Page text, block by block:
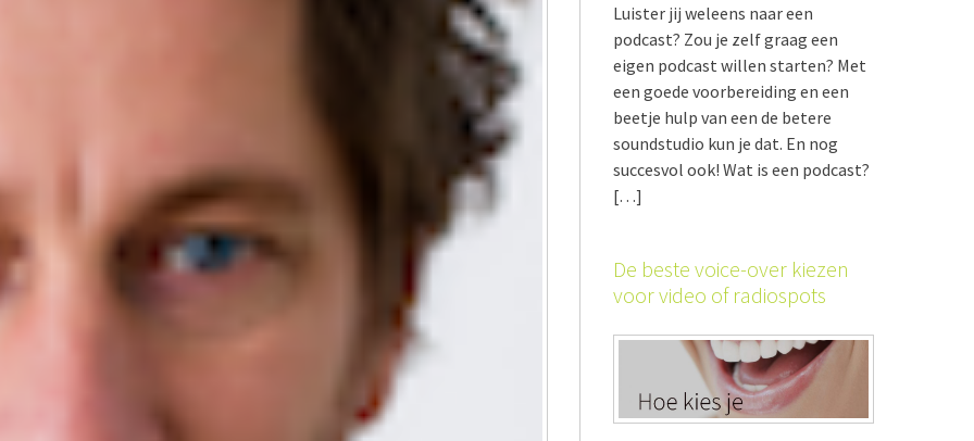
Luister jij weleens naar een
podcast? Zou je zelf graag een
eigen podcast willen starten? Met
een goede voorbereiding en een
beetje hulp van een de betere
soundstudio kun je dat. En nog
succesvol ook! Wat is een podcast?
[…]
De beste voice-over kiezen
voor video of radiospots